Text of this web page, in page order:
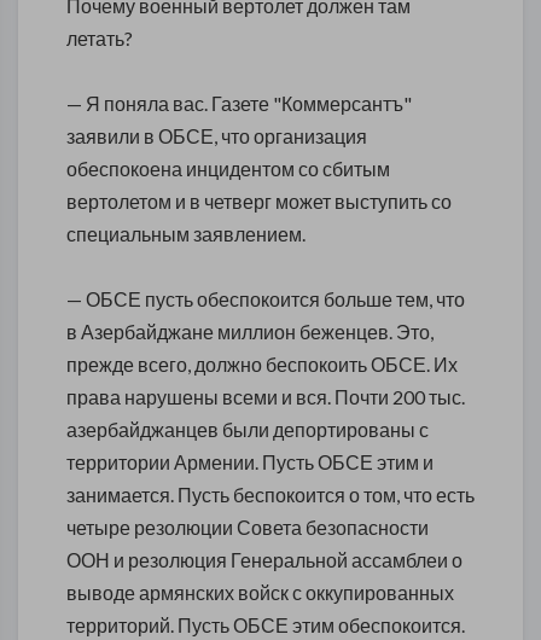
Почему военный вертолет должен там
летать?
— Я поняла вас. Газете "Коммерсантъ"
заявили в ОБСЕ, что организация
обеспокоена инцидентом со сбитым
вертолетом и в четверг может выступить со
специальным заявлением.
— ОБСЕ пусть обеспокоится больше тем, что
в Азербайджане миллион беженцев. Это,
прежде всего, должно беспокоить ОБСЕ. Их
права нарушены всеми и вся. Почти 200 тыс.
азербайджанцев были депортированы с
территории Армении. Пусть ОБСЕ этим и
занимается. Пусть беспокоится о том, что есть
четыре резолюции Совета безопасности
ООН и резолюция Генеральной ассамблеи о
выводе армянских войск с оккупированных
территорий. Пусть ОБСЕ этим обеспокоится.